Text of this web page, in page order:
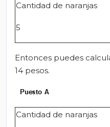
Cantidad de naranjas
5
Entonces puedes
14 pesos.
Cantidad de naranjas